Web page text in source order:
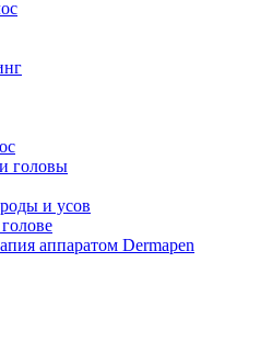
головы
и усов
аппаратом Dermapen